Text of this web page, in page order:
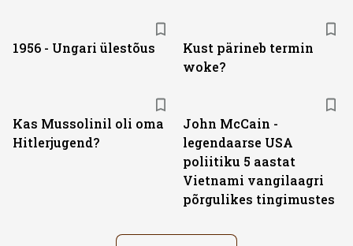
1956 - Ungari ülestõus
Kust pärineb termin
woke?
Kas Mussolinil oli oma
Hitlerjugend?
John McCain -
legendaarse USA
poliitiku 5 aastat
Vietnami vangilaagri
põrgulikes tingimustes